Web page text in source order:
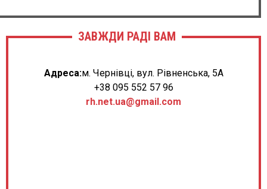
ЗАВЖДИ РАДІ ВАМ
Адреса:м. Чернівці, вул. Рівненська, 5А
+38 095 552 57 96
rh.net.ua@gmail.com